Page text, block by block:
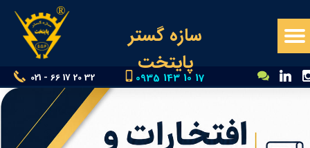
021 - 66 17 20 32 0935 143 10 17
سازه گستر
پایتخت
®​​​​​​​